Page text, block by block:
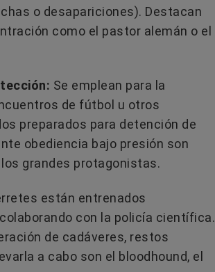
o desapariciones). Destacan
como el pastor alemán o el
Se emplean para la
de fútbol u otros
preparados para detención de
obediencia bajo presión son
grandes protagonistas.
están entrenados
con la policía científica.
de cadáveres, restos
a cabo son el bloodhound, el